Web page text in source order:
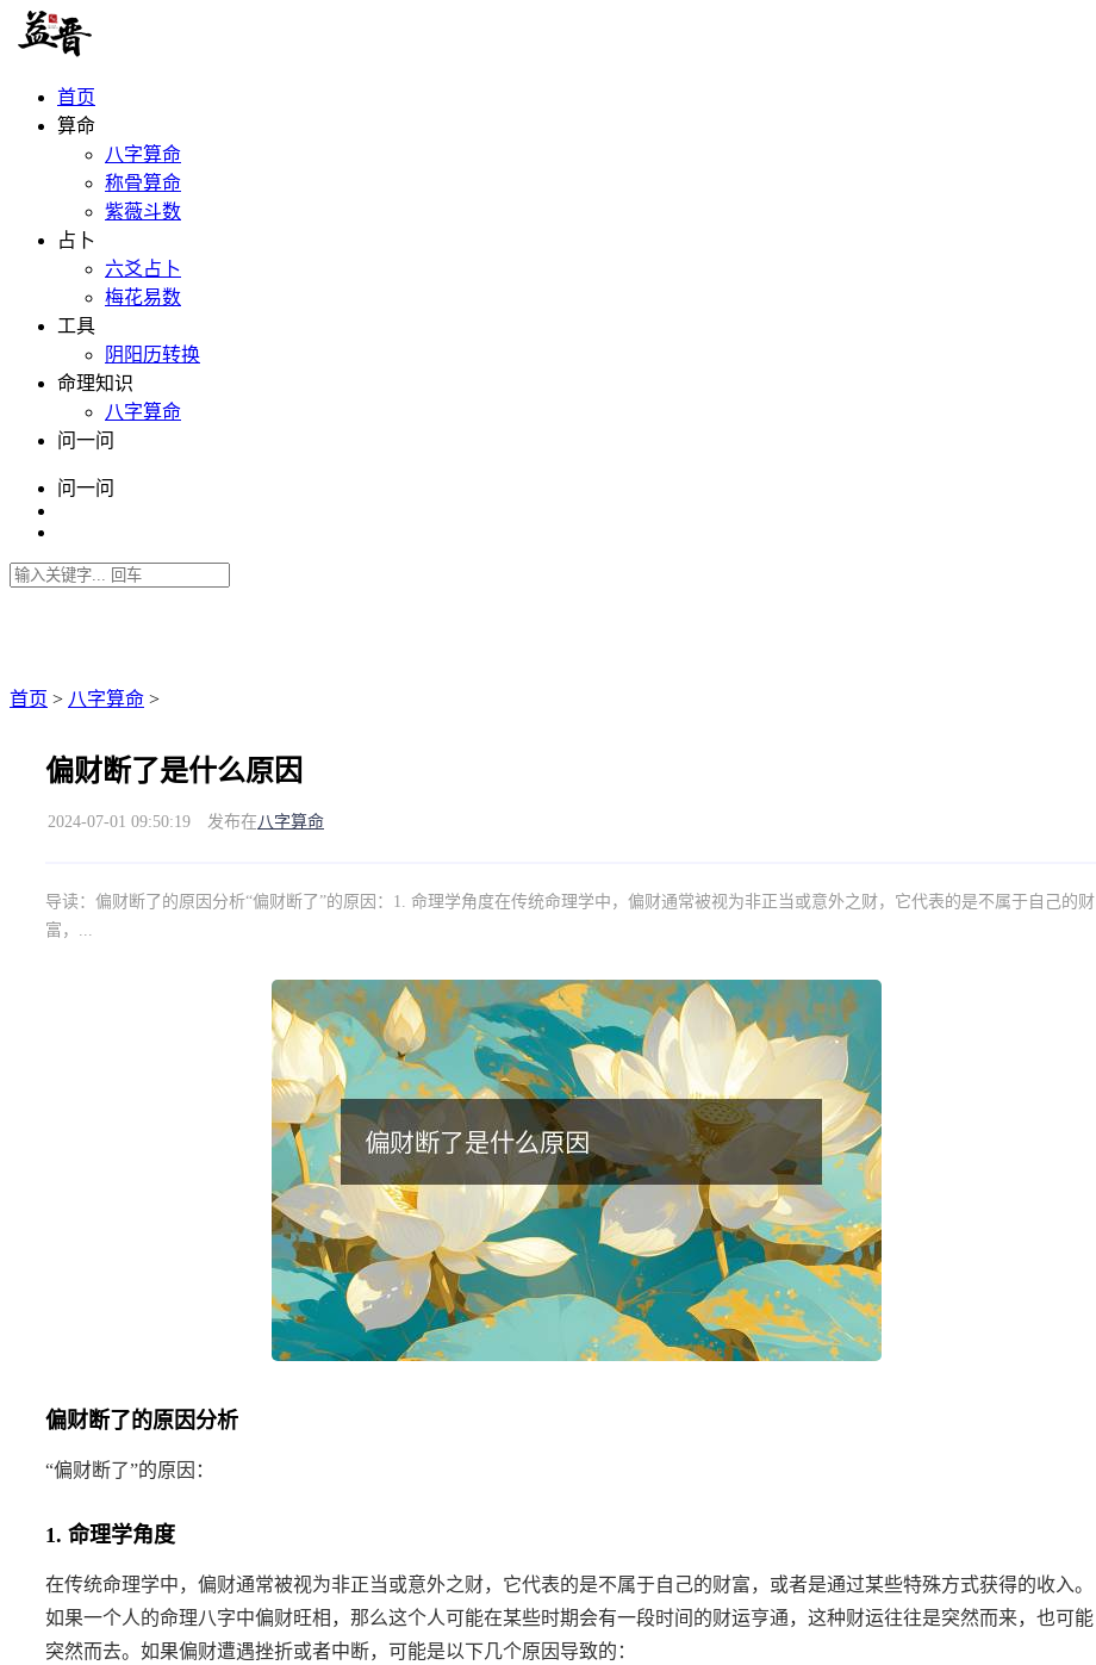
首页
算命
八字算命
称骨算命
紫薇斗数
占卜
六爻占卜
梅花易数
工具
阴阳历转换
命理知识
八字算命
问一问
问一问
首页 > 八字算命 >
偏财断了是什么原因
2024-07-01 09:50:19 发布在八字算命
导读： 偏财断了的原因分析“偏财断了”的原因：1. 命理学角度在传统命理学中，偏财通常被视为非正当或意外之财，它代表的是不属于自己的财
富，...
偏财断了的原因分析
“偏财断了”的原因：
1. 命理学角度
在传统命理学中，偏财通常被视为非正当或意外之财，它代表的是不属于自己的财富，或者是通过某些特殊方式获得的收入。
如果一个人的命理八字中偏财旺相，那么这个人可能在某些时期会有一段时间的财运亨通，这种财运往往是突然而来，也可能
突然而去。如果偏财遭遇挫折或者中断，可能是以下几个原因导致的：